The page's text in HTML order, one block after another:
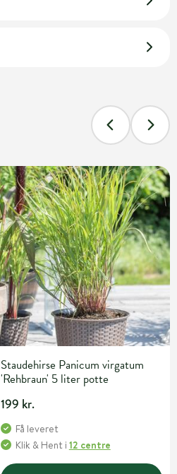
Staudehirse Panicum virgatum
'Rehbraun' 5 liter potte
199 kr.
Få leveret
Klik & Hent i 12 centre